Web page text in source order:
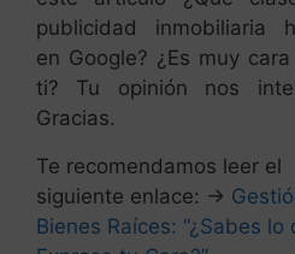
Te recomendamos leer el
siguiente enlace: →
Bienes Raíces: “¿Sabes lo
Expresa tu Cara?”
Blog Inmobiliario
anuncios inmobiliarios